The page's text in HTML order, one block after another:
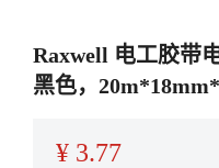
Raxwell 电工胶带
黑色，
¥ 3.77